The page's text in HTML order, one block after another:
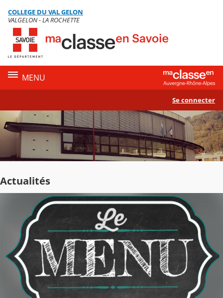
Contenu
COLLEGE DU VAL GELON
VALGELON - LA ROCHETTE
MENU
Se connecter
Actualités